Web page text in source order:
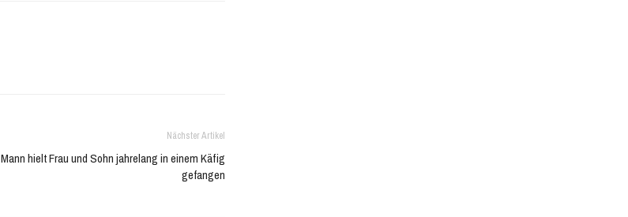
Nächster Artikel
Mann hielt Frau und Sohn jahrelang in einem Käfig
gefangen